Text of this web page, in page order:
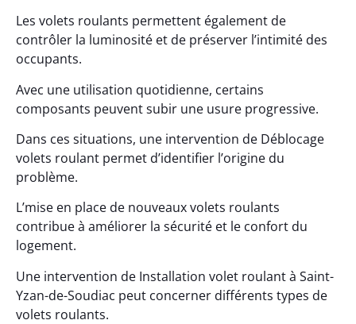
Les volets roulants permettent également de
contrôler la luminosité et de préserver l’intimité des
occupants.
Avec une utilisation quotidienne, certains
composants peuvent subir une usure progressive.
Dans ces situations, une intervention de Déblocage
volets roulant permet d’identifier l’origine du
problème.
L’mise en place de nouveaux volets roulants
contribue à améliorer la sécurité et le confort du
logement.
Une intervention de Installation volet roulant à Saint-
Yzan-de-Soudiac peut concerner différents types de
volets roulants.